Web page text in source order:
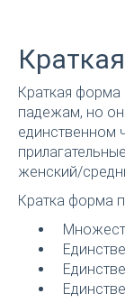
Краткая форма
падежам, но
единственном
женский/
Кратка форма